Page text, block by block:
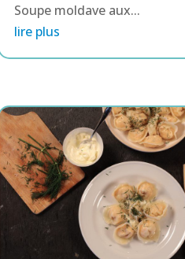
Soupe moldave aux...
lire plus